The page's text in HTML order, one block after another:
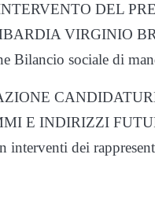
DEL
VIRGINIO
Bilancio sociale di
E INDIRIZZI
interventi dei